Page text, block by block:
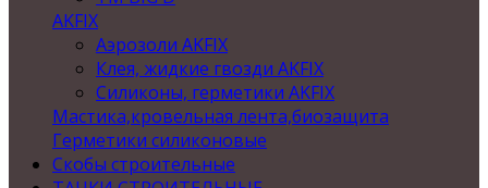
AKFIX
Аэрозоли AKFIX
Клея, жидкие гвозди AKFIX
Силиконы, герметики AKFIX
Мастика,кровельная лента,биозащита
Герметики силиконовые
Скобы строительные